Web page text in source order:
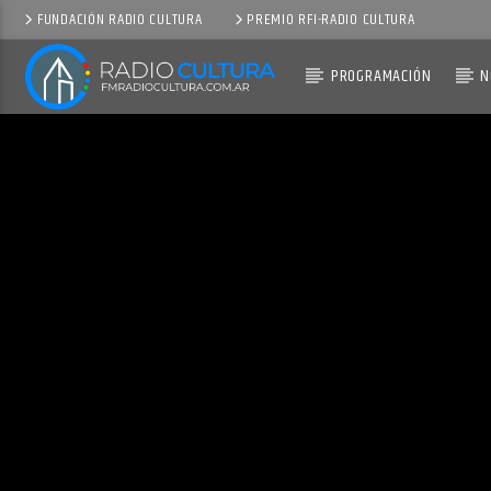
FUNDACIÓN RADIO CULTURA PREMIO RFI-RADIO CULTURA
PROGRAMACIÓN